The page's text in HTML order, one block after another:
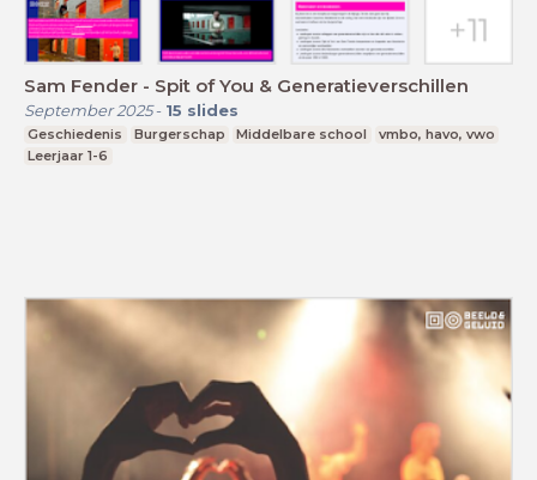
Sam Fender - Spit of You & Generatieverschillen
September 2025- 15 slides
Geschiedenis Burgerschap Middelbare school
vmbo, havo, vwo
Leerjaar 1-6